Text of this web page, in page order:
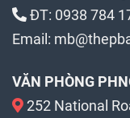
ĐT: 0938 784
Email:
VĂN PHÒNG
252 National